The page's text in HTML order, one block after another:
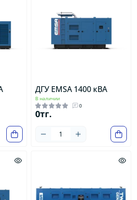
ДГУ EMSA 1400 кВА
В наличии
0
0тг.